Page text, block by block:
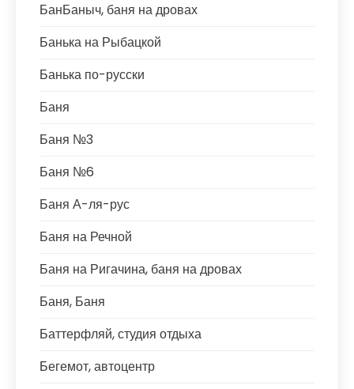
БанБаныч, баня на дровах
Банька на Рыбацкой
Банька по-русски
Баня
Баня №3
Баня №6
Баня А-ля-рус
Баня на Речной
Баня на Ригачина, баня на дровах
Баня, Баня
Баттерфляй, студия отдыха
Бегемот, автоцентр